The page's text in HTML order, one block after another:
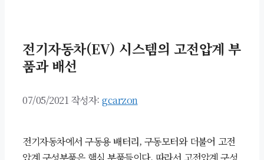
전기자동차(EV) 시스템의 고전압계 부
품과 배선
07/05/2021 작성자: gcarzon
전기자동차에서 구동용 배터리, 구동모터와 더불어 고전